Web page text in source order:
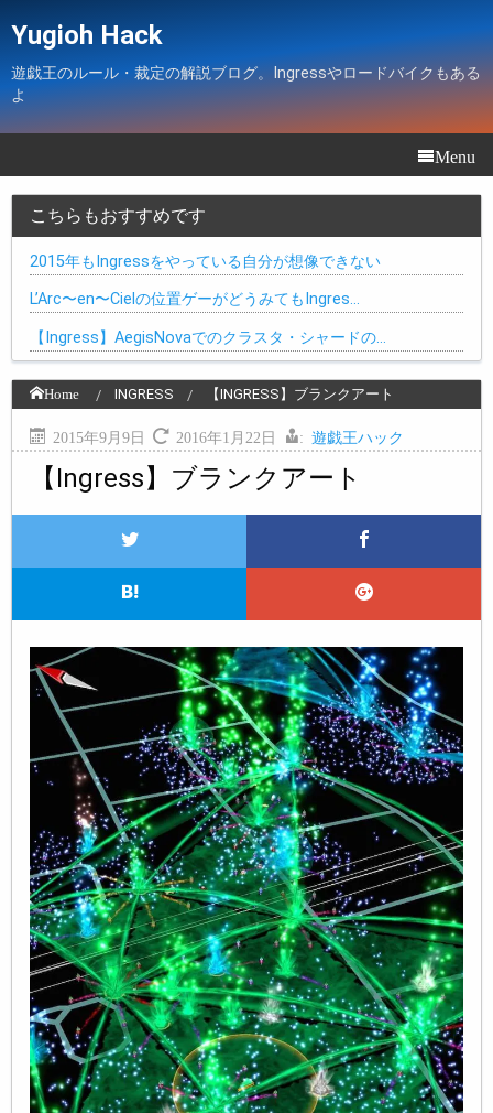
Yugioh Hack
遊戯王のルール・裁定の解説ブログ。Ingressやロードバイクもある
よ
Menu
こちらもおすすめです
2015年もIngressをやっている自分が想像できない
L’Arc〜en〜Cielの位置ゲーがどうみてもIngres…
【Ingress】AegisNovaでのクラスタ・シャードの…
Home INGRESS 【INGRESS】ブランクアート
2015年9月9日 2016年1月22日 : 遊戯王ハック
【Ingress】ブランクアート